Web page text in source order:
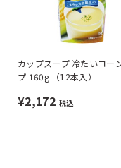
カップスープ 冷たいコー
プ 160g （12本入）
¥2,172 税込